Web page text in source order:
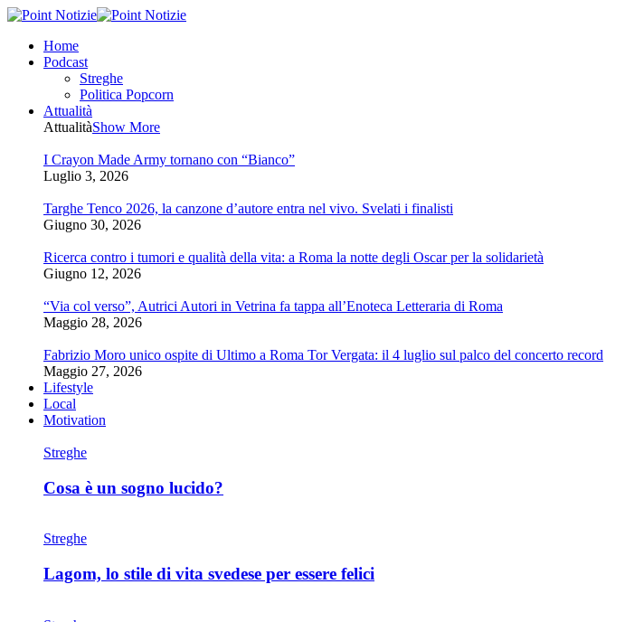
Home
Podcast
Streghe
Politica Popcorn
Attualità
AttualitàShow More
I Crayon Made Army tornano con “Bianco”
Luglio 3, 2026
Targhe Tenco 2026, la canzone d’autore entra nel vivo. Svelati i finalisti
Giugno 30, 2026
Ricerca contro i tumori e qualità della vita: a Roma la notte degli Oscar per la solidarietà
Giugno 12, 2026
“Via col verso”, Autrici Autori in Vetrina fa tappa all’Enoteca Letteraria di Roma
Maggio 28, 2026
Fabrizio Moro unico ospite di Ultimo a Roma Tor Vergata: il 4 luglio sul palco del concerto record
Maggio 27, 2026
Lifestyle
Local
Motivation
Streghe
Cosa è un sogno lucido?
Streghe
Lagom, lo stile di vita svedese per essere felici